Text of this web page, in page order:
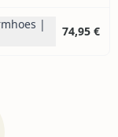
|
74,95 €